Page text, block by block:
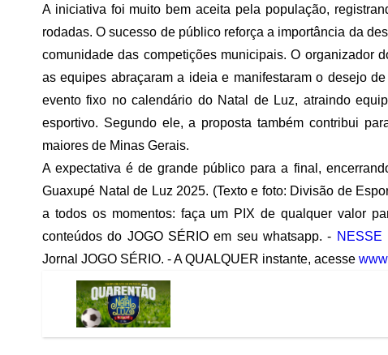
A iniciativa foi muito bem aceita pela população,
rodadas. O sucesso de público reforça a importância da
comunidade das competições municipais. O organizador
as equipes abraçaram a ideia e manifestaram o desejo
evento fixo no calendário do Natal de Luz, atraindo
esportivo. Segundo ele, a proposta também contribui
maiores de Minas Gerais.
A expectativa é de grande público para a final,
Guaxupé Natal de Luz 2025. (Texto e foto: Divisão de
a todos os momentos: faça um PIX de qualquer valor
conteúdos do JOGO SÉRIO em seu whatsapp. - NESSE
Jornal JOGO SÉRIO. - A QUALQUER instante, acesse